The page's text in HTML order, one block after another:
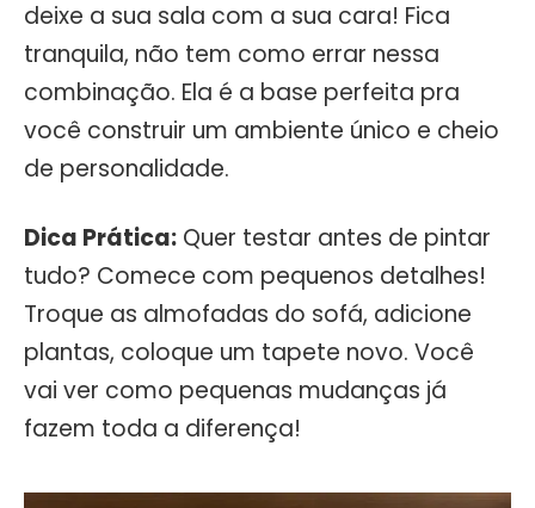
deixe a sua sala com a sua cara! Fica
tranquila, não tem como errar nessa
combinação. Ela é a base perfeita pra
você construir um ambiente único e cheio
de personalidade.
Dica Prática: Quer testar antes de pintar
tudo? Comece com pequenos detalhes!
Troque as almofadas do sofá, adicione
plantas, coloque um tapete novo. Você
vai ver como pequenas mudanças já
fazem toda a diferença!